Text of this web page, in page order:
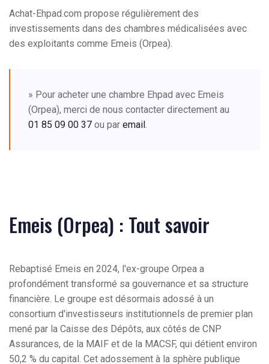
Achat-Ehpad.com propose régulièrement des
investissements dans des chambres médicalisées avec
des exploitants comme Emeis (Orpea).
» Pour acheter une chambre Ehpad avec Emeis
(Orpea), merci de nous contacter directement au
01 85 09 00 37 ou par email.
Emeis (Orpea) : Tout savoir
Rebaptisé Emeis en 2024, l'ex-groupe Orpea a
profondément transformé sa gouvernance et sa structure
financière. Le groupe est désormais adossé à un
consortium d'investisseurs institutionnels de premier plan
mené par la Caisse des Dépôts, aux côtés de CNP
Assurances, de la MAIF et de la MACSF, qui détient environ
50,2 % du capital. Cet adossement à la sphère publique